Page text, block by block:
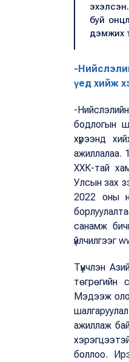
буй
дэмжих
-
үед хийж
-
бодлогын
хүрээнд
ажиллалаа.
ХХК-тай
Улсын зах
2022 оны
санамж
үйлчилгээг
Түүнчлэн
төгрөгийн
Мэдээж
ажиллаж
боллоо.